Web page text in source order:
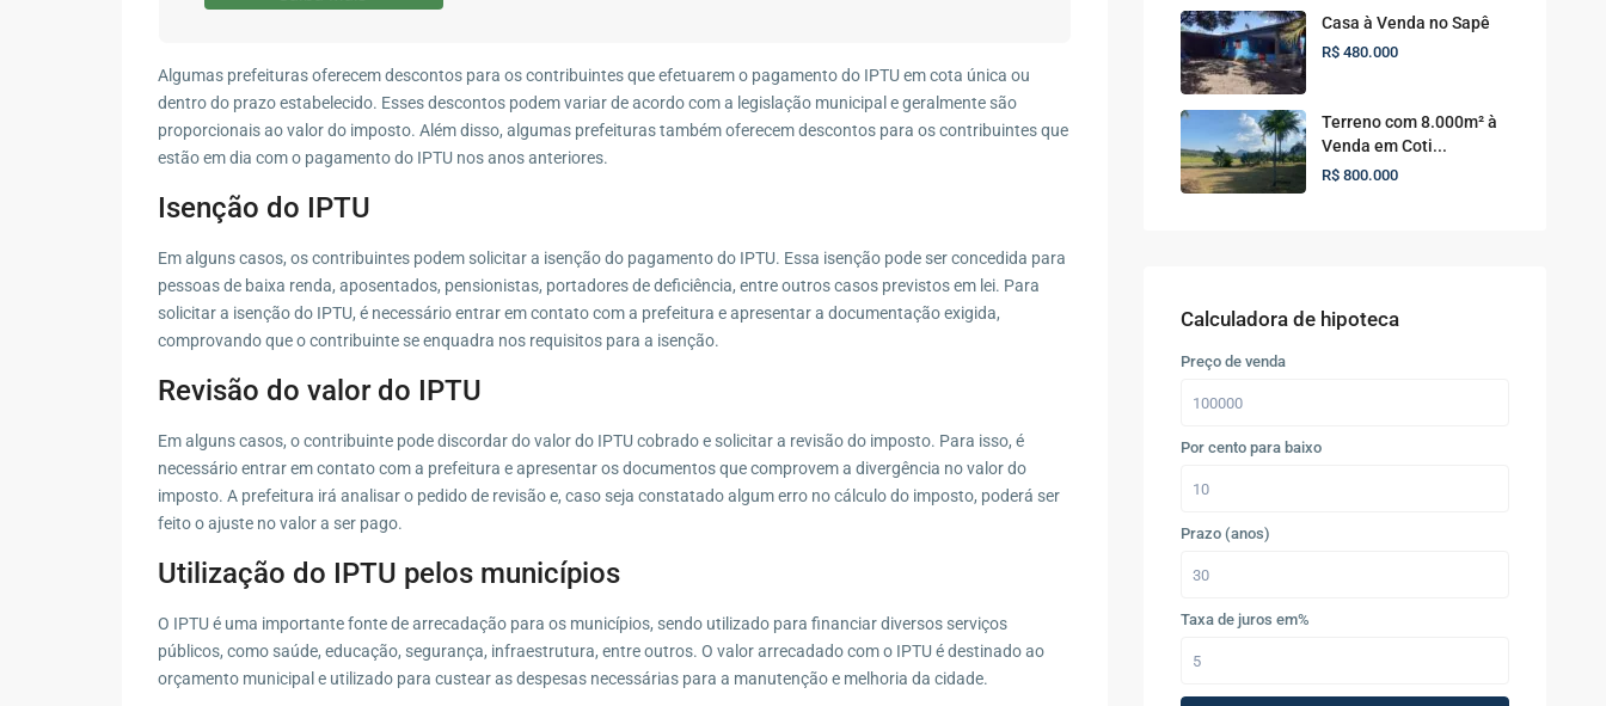
Algumas prefeituras oferecem descontos para os contribuintes que efetuarem o pagamento do IPTU em cota única ou
dentro do prazo estabelecido. Esses descontos podem variar de acordo com a legislação municipal e geralmente são
proporcionais ao valor do imposto. Além disso, algumas prefeituras também oferecem descontos para os contribuintes que
estão em dia com o pagamento do IPTU nos anos anteriores.
Isenção do IPTU
Em alguns casos, os contribuintes podem solicitar a isenção do pagamento do IPTU. Essa isenção pode ser concedida para
pessoas de baixa renda, aposentados, pensionistas, portadores de deficiência, entre outros casos previstos em lei. Para
solicitar a isenção do IPTU, é necessário entrar em contato com a prefeitura e apresentar a documentação exigida,
comprovando que o contribuinte se enquadra nos requisitos para a isenção.
Revisão do valor do IPTU
Em alguns casos, o contribuinte pode discordar do valor do IPTU cobrado e solicitar a revisão do imposto. Para isso, é
necessário entrar em contato com a prefeitura e apresentar os documentos que comprovem a divergência no valor do
imposto. A prefeitura irá analisar o pedido de revisão e, caso seja constatado algum erro no cálculo do imposto, poderá ser
feito o ajuste no valor a ser pago.
Utilização do IPTU pelos municípios
O IPTU é uma importante fonte de arrecadação para os municípios, sendo utilizado para financiar diversos serviços
públicos, como saúde, educação, segurança, infraestrutura, entre outros. O valor arrecadado com o IPTU é destinado ao
orçamento municipal e utilizado para custear as despesas necessárias para a manutenção e melhoria da cidade.
Casa à Venda no Sapê
R$ 480.000
Terreno com 8.000m² à
Venda em Coti...
R$ 800.000
Calculadora de hipoteca
Preço de venda
Por cento para baixo
Prazo (anos)
Taxa de juros em%